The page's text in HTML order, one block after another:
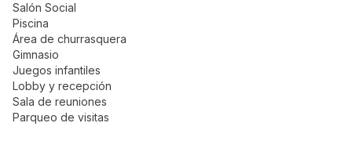
Salón Social
Piscina
Área de churrasquera
Gimnasio
Juegos infantiles
Lobby y recepción
Sala de reuniones
Parqueo de visitas